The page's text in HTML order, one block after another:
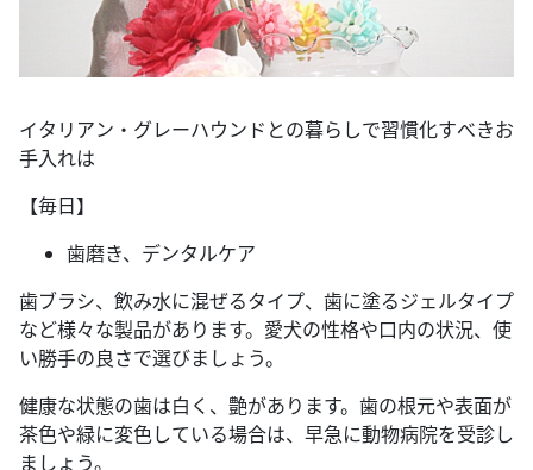
イタリアン・グレーハウンドとの暮らしで習慣化すべきお
手入れは
【毎日】
歯磨き、デンタルケア
歯ブラシ、飲み水に混ぜるタイプ、歯に塗るジェルタイプ
など様々な製品があります。愛犬の性格や口内の状況、使
い勝手の良さで選びましょう。
健康な状態の歯は白く、艶があります。歯の根元や表面が
茶色や緑に変色している場合は、早急に動物病院を受診し
ましょう。